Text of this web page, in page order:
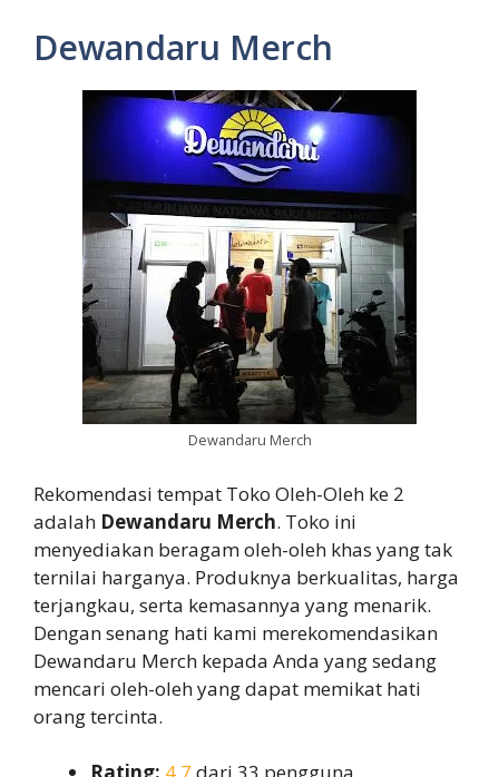
Dewandaru Merch
Dewandaru Merch
Rekomendasi tempat Toko Oleh-Oleh ke 2
adalah Dewandaru Merch. Toko ini
menyediakan beragam oleh-oleh khas yang tak
ternilai harganya. Produknya berkualitas, harga
terjangkau, serta kemasannya yang menarik.
Dengan senang hati kami merekomendasikan
Dewandaru Merch kepada Anda yang sedang
mencari oleh-oleh yang dapat memikat hati
orang tercinta.